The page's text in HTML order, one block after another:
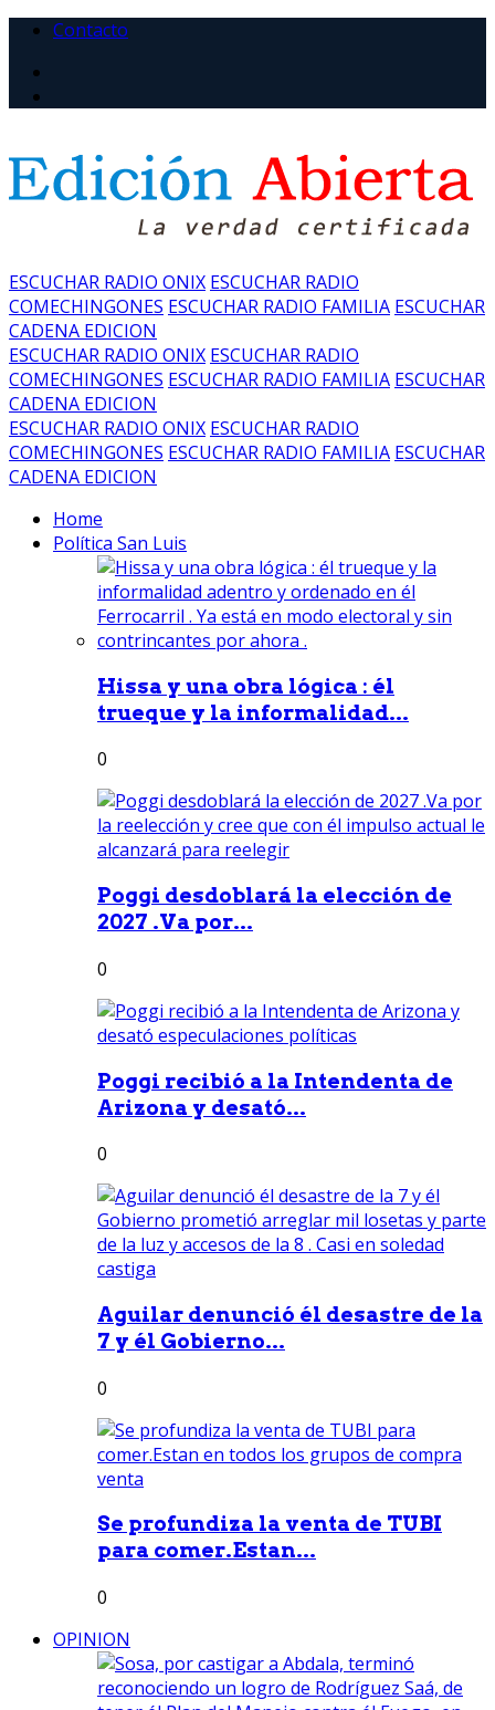
Contacto
ESCUCHAR RADIO ONIX ESCUCHAR RADIO
COMECHINGONES ESCUCHAR RADIO FAMILIA ESCUCHAR
CADENA EDICION
ESCUCHAR RADIO ONIX ESCUCHAR RADIO
COMECHINGONES ESCUCHAR RADIO FAMILIA ESCUCHAR
CADENA EDICION
ESCUCHAR RADIO ONIX ESCUCHAR RADIO
COMECHINGONES ESCUCHAR RADIO FAMILIA ESCUCHAR
CADENA EDICION
Home
Política San Luis
Hissa y una obra lógica : él
trueque y la informalidad...
0
Poggi desdoblará la elección de
2027 .Va por...
0
Poggi recibió a la Intendenta de
Arizona y desató...
0
Aguilar denunció él desastre de la
7 y él Gobierno...
0
Se profundiza la venta de TUBI
para comer.Estan...
0
OPINION